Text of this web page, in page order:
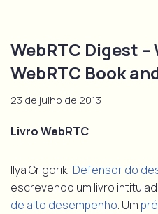
WebRTC Digest –
WebRTC Book
23 de julho de 2013
Livro WebRTC
Ilya Grigorik, Defensor do
escrevendo um livro
de alto desempenho. Um